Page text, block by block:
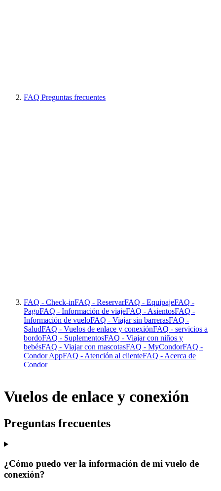
FAQ Preguntas frecuentes
FAQ - Check-inFAQ - ReservarFAQ - EquipajeFAQ -
PagoFAQ - Información de viajeFAQ - AsientosFAQ -
Información de vueloFAQ - Viajar sin barrerasFAQ -
SaludFAQ - Vuelos de enlace y conexiónFAQ - servicios a
bordoFAQ - SuplementosFAQ - Viajar con niños y
bebésFAQ - Viajar con mascotasFAQ - MyCondorFAQ -
Condor AppFAQ - Atención al clienteFAQ - Acerca de
Condor
Vuelos de enlace y conexión
Preguntas frecuentes
¿Cómo puedo ver la información de mi vuelo de
conexión?